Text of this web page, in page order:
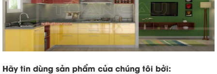
Hãy tin dùng sản phẩm của chúng tôi bởi: